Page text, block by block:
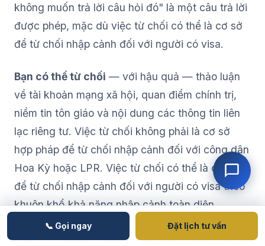
không muốn trả lời câu hỏi đó" là một câu trả lời
được phép, mặc dù việc từ chối có thể là cơ sở
để từ chối nhập cảnh đối với người có visa.
Bạn có thể từ chối — với hậu quả — thảo luận
về tài khoản mạng xã hội, quan điểm chính trị,
niềm tin tôn giáo và nội dung các thông tin liên
lạc riêng tư. Việc từ chối không phải là cơ sở
hợp pháp để từ chối nhập cảnh đối với công dân
Hoa Kỳ hoặc LPR. Việc từ chối có thể là cơ sở
để từ chối nhập cảnh đối với người có visa theo
khuôn khổ khả năng nhập cảnh toàn diện.
CBP không bắt buộc phải đọc cảnh báo Miranda
📞 Gọi ngay Đặt lịch tư vấn